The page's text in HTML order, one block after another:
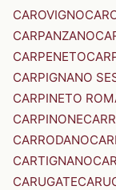
CAROVIGNO
CARPANZANO
CARPENETO
CARPIGNANO
CARPINETO
CARPINONE
CARRODANO
CARTIGNANO
CARUGATE